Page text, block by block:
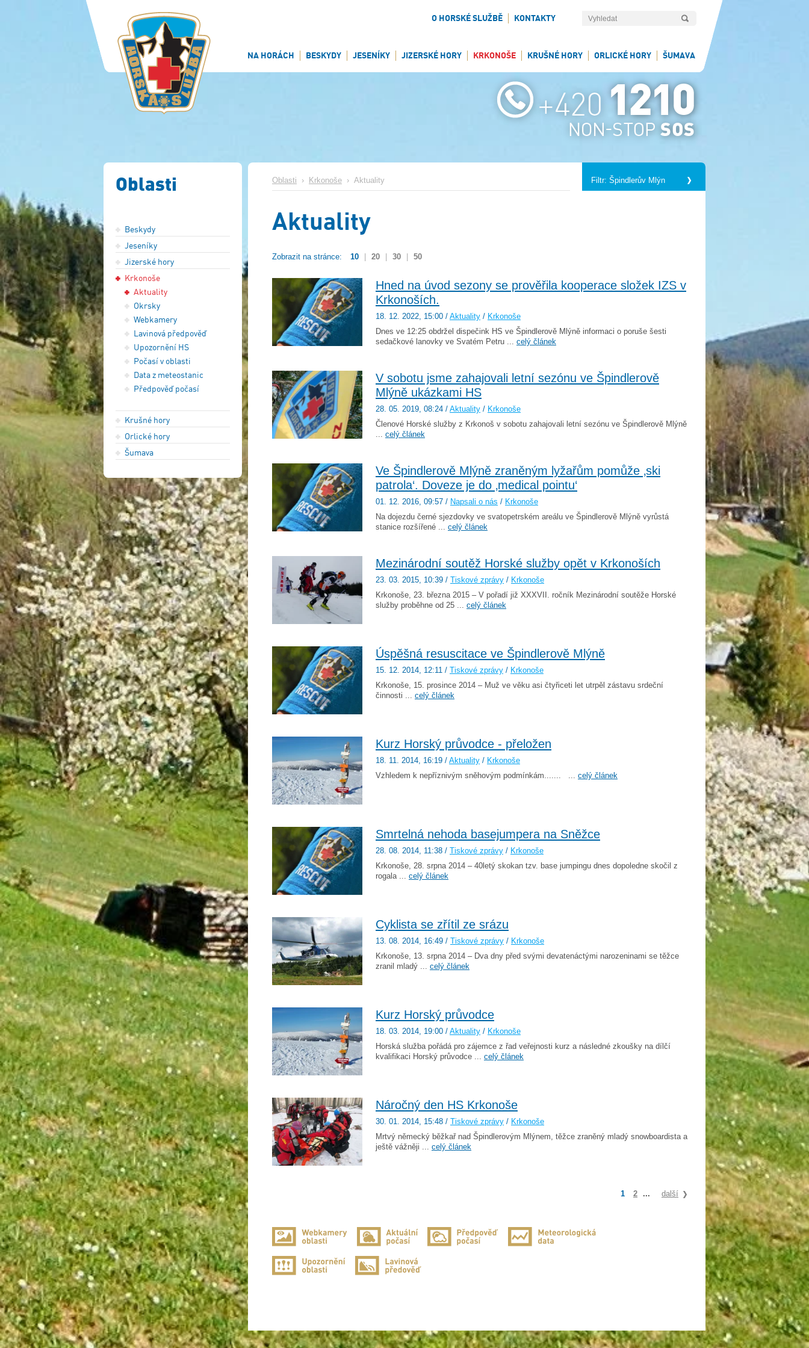
O HORSKÉ SLUŽBĚ KONTAKTY
NA HORÁCH BESKYDY JESENÍKY JIZERSKÉ HORY KRKONOŠE KRUŠNÉ HORY ORLICKÉ HORY ŠUMAVA
Oblasti
Beskydy
Jeseníky
Jizerské hory
Krkonoše
Aktuality
Okrsky
Webkamery
Lavinová předpověď
Upozornění HS
Počasí v oblasti
Data z meteostanic
Předpověď počasí
Krušné hory
Orlické hory
Šumava
Filtr: Špindlerův Mlýn
Oblasti › Krkonoše › Aktuality
Aktuality
Zobrazit na stránce: 10 20 30 50
Hned na úvod sezony se prověřila kooperace složek IZS v
Krkonoších.
18. 12. 2022, 15:00 / Aktuality / Krkonoše
Dnes ve 12:25 obdržel dispečink HS ve Špindlerově Mlýně informaci o poruše šesti
sedačkové lanovky ve Svatém Petru ... celý článek
V sobotu jsme zahajovali letní sezónu ve Špindlerově
Mlýně ukázkami HS
28. 05. 2019, 08:24 / Aktuality / Krkonoše
Členové Horské služby z Krkonoš v sobotu zahajovali letní sezónu ve Špindlerově Mlýně
... celý článek
Ve Špindlerově Mlýně zraněným lyžařům pomůže ‚ski
patrola‘. Doveze je do ‚medical pointu‘
01. 12. 2016, 09:57 / Napsali o nás / Krkonoše
Na dojezdu černé sjezdovky ve svatopetrském areálu ve Špindlerově Mlýně vyrůstá
stanice rozšířené ... celý článek
Mezinárodní soutěž Horské služby opět v Krkonoších
23. 03. 2015, 10:39 / Tiskové zprávy / Krkonoše
Krkonoše, 23. března 2015 – V pořadí již XXXVII. ročník Mezinárodní soutěže Horské
služby proběhne od 25 ... celý článek
Úspěšná resuscitace ve Špindlerově Mlýně
15. 12. 2014, 12:11 / Tiskové zprávy / Krkonoše
Krkonoše, 15. prosince 2014 – Muž ve věku asi čtyřiceti let utrpěl zástavu srdeční
činnosti ... celý článek
Kurz Horský průvodce - přeložen
18. 11. 2014, 16:19 / Aktuality / Krkonoše
Vzhledem k nepříznivým sněhovým podmínkám....... ... celý článek
Smrtelná nehoda basejumpera na Sněžce
28. 08. 2014, 11:38 / Tiskové zprávy / Krkonoše
Krkonoše, 28. srpna 2014 – 40letý skokan tzv. base jumpingu dnes dopoledne skočil z
rogala ... celý článek
Cyklista se zřítil ze srázu
13. 08. 2014, 16:49 / Tiskové zprávy / Krkonoše
Krkonoše, 13. srpna 2014 – Dva dny před svými devatenáctými narozeninami se těžce
zranil mladý ... celý článek
Kurz Horský průvodce
18. 03. 2014, 19:00 / Aktuality / Krkonoše
Horská služba pořádá pro zájemce z řad veřejnosti kurz a následné zkoušky na dílčí
kvalifikaci Horský průvodce ... celý článek
Náročný den HS Krkonoše
30. 01. 2014, 15:48 / Tiskové zprávy / Krkonoše
Mrtvý německý běžkař nad Špindlerovým Mlýnem, těžce zraněný mladý snowboardista a
ještě vážněji ... celý článek
1 2 ... další